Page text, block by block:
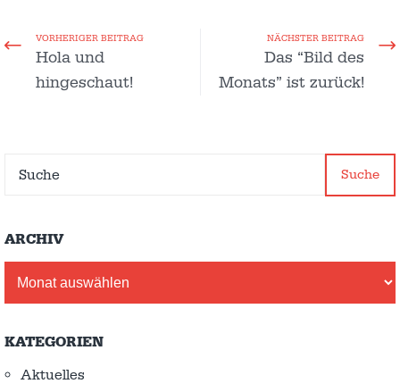
VORHERIGER BEITRAG
Hola und
hingeschaut!
NÄCHSTER BEITRAG
Das “Bild des
Monats” ist zurück!
Suche
ARCHIV
KATEGORIEN
Aktuelles